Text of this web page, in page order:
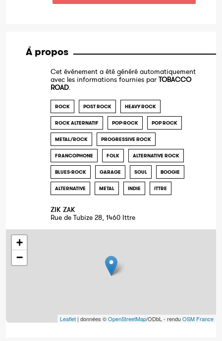
À propos
Cet événement a été généré automatiquement
avec les informations fournies par TOBACCO
ROAD.
ROCK POST ROCK HEAVY ROCK
ROCK ALTERNATIF POP-ROCK POP ROCK
METAL/ROCK PROGRESSIVE ROCK
FRANCOPHONE FOLK ALTERNATIVE ROCK
BLUES-ROCK GARAGE SOUL BOOGIE
ALTERNATIVE METAL INDIE ITTRE
ZIK ZAK
Rue de Tubize 28, 1460 Ittre
+
−
Leaflet | données ©OpenStreetMap/ODbL - renduOSM France